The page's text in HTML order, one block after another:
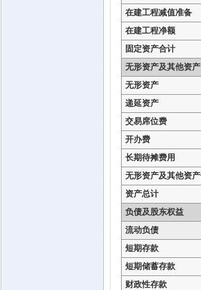
在建工程减值准备
在建工程净额
固定资产合计
无形资产及其他资产
无形资产
递延资产
交易席位费
开办费
长期待摊费用
无形资产及其他资
资产总计
负债及股东权益
流动负债
短期存款
短期储蓄存款
财政性存款